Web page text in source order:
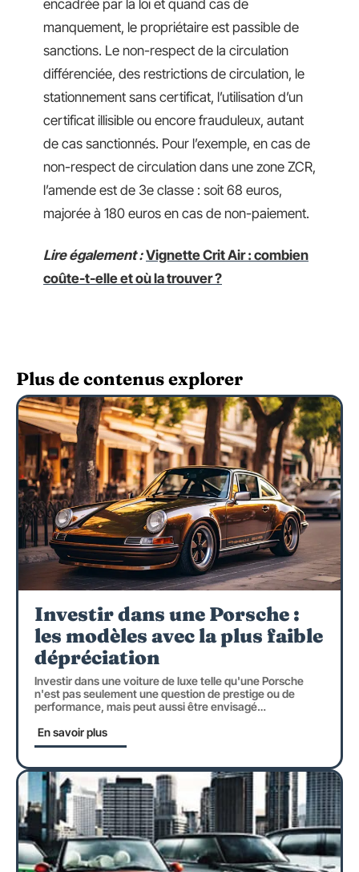
encadrée par la loi et quand cas de
manquement, le propriétaire est passible de
sanctions. Le non-respect de la circulation
différenciée, des restrictions de circulation, le
stationnement sans certificat, l’utilisation d’un
certificat illisible ou encore frauduleux, autant
de cas sanctionnés. Pour l’exemple, en cas de
non-respect de circulation dans une zone ZCR,
l’amende est de 3e classe : soit 68 euros,
majorée à 180 euros en cas de non-paiement.
Lire également : Vignette Crit Air : combien
coûte-t-elle et où la trouver ?
Plus de contenus explorer
Investir dans une Porsche :
les modèles avec la plus faible
dépréciation
Investir dans une voiture de luxe telle qu'une Porsche
n'est pas seulement une question de prestige ou de
performance, mais peut aussi être envisagé…
En savoir plus